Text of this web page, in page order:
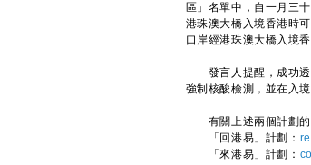
區」名單中，自一月三
港珠澳大橋入境香港時
口岸經港珠澳大橋入境
發言人提醒，成功透
強制核酸檢測，並在入
有關上述兩個計劃的
​「回港易」計劃：
​「來港易」計劃：